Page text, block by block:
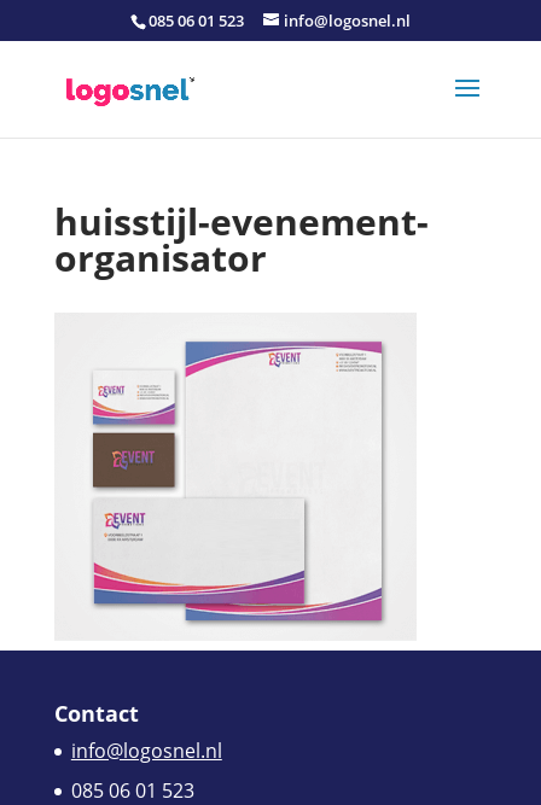
085 06 01 523 info@logosnel.nl
huisstijl-evenement-
organisator
Contact
info@logosnel.nl
085 06 01 523